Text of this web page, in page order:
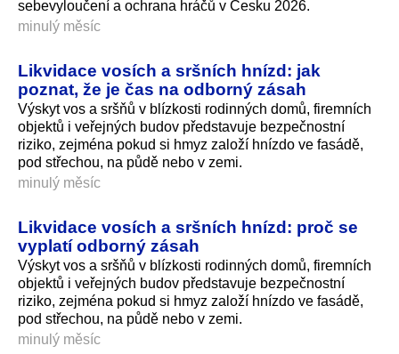
sebevyloučení a ochrana hráčů v Česku 2026.
minulý měsíc
Likvidace vosích a sršních hnízd: jak
poznat, že je čas na odborný zásah
Výskyt vos a sršňů v blízkosti rodinných domů, firemních
objektů i veřejných budov představuje bezpečnostní
riziko, zejména pokud si hmyz založí hnízdo ve fasádě,
pod střechou, na půdě nebo v zemi.
minulý měsíc
Likvidace vosích a sršních hnízd: proč se
vyplatí odborný zásah
Výskyt vos a sršňů v blízkosti rodinných domů, firemních
objektů i veřejných budov představuje bezpečnostní
riziko, zejména pokud si hmyz založí hnízdo ve fasádě,
pod střechou, na půdě nebo v zemi.
minulý měsíc